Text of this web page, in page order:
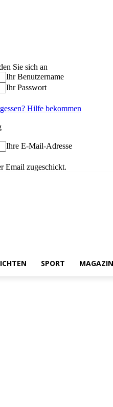
Sie sich an
Ihr Benutzername
Ihr Passwort
Hilfe bekommen
Ihre E-Mail-Adresse
Email zugeschickt.
SPORT MAGAZIN